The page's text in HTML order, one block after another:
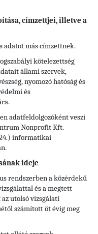
címzettjei, illetve a
adatot más címzettnek.
kötelezettség
állami szervek,
nyomozó hatóság és
és
adatfeldolgozóként veszi
Nonprofit Kft.
informatikai
ideje
rendszerben a közérdekű
és a megtett
utolsó vizsgálati
számított öt évig meg